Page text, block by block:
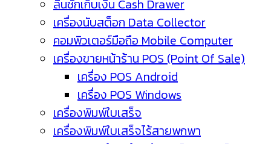
ลิ้นชักเก็บเงิน Cash Drawer
เครื่องนับสต็อก Data Collector
คอมพิวเตอร์มือถือ Mobile Computer
เครื่องขายหน้าร้าน POS (Point Of Sale)
เครื่อง POS Android
เครื่อง POS Windows
เครื่องพิมพ์ใบเสร็จ
เครื่องพิมพ์ใบเสร็จไร้สายพกพา